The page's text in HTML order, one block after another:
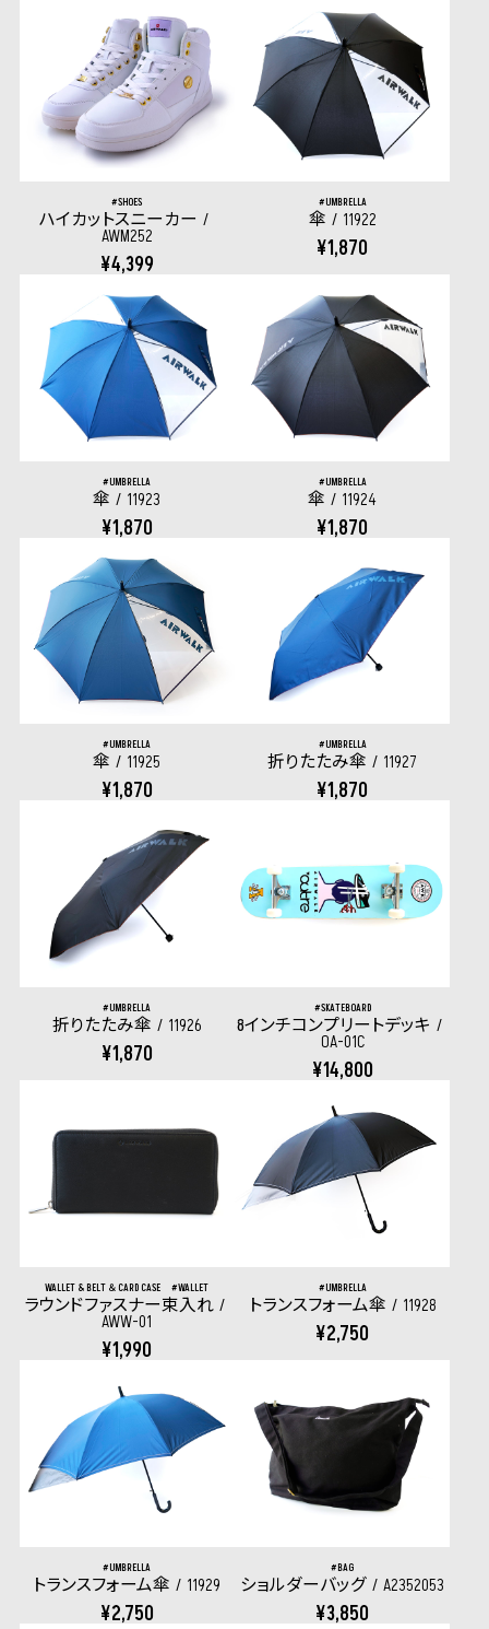
SHOES
ハイカットスニーカー
AWM252
¥4,399
UMBRELLA
傘 11922
¥1,870
UMBRELLA
傘 11923
¥1,870
UMBRELLA
傘 11924
¥1,870
UMBRELLA
傘 11925
¥1,870
UMBRELLA
折りたたみ傘 11927
¥1,870
UMBRELLA
折りたたみ傘 11926
¥1,870
SKATEBOARD
8インチコンプリートデッキ
OA-01C
¥14,800
WALLET & BELT ＆ CARD CASE WALLET
ラウンドファスナー束入れ
AWW-01
¥1,990
UMBRELLA
トランスフォーム傘 11928
¥2,750
UMBRELLA
トランスフォーム傘 11929
¥2,750
BAG
ショルダーバッグ A2352053
¥3,850